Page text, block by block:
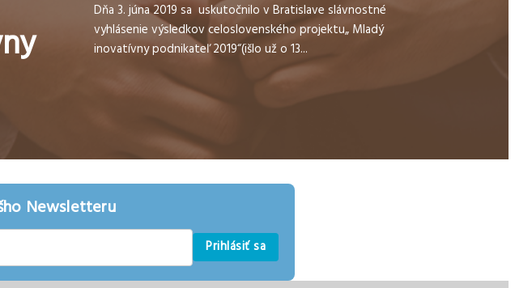
Dňa 3. júna 2019 sa uskutočnilo v Bratislave slávnostné
vyhlásenie výsledkov celoslovenského projektu„ Mladý
inovatívny podnikateľ 2019“(išlo už o 13...
Newsletteru
Prihlásiť sa